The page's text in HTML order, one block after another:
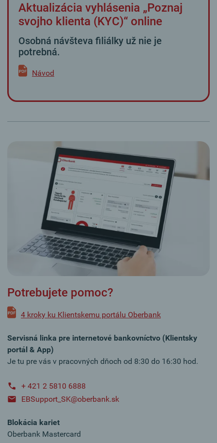
Aktualizácia vyhlásenia „Poznaj
svojho klienta (KYC)“ online
Osobná návšteva filiálky už nie je
potrebná.
Návod
Potrebujete pomoc?
4 kroky ku Klientskemu portálu Oberbank
Servisná linka pre internetové bankovníctvo (Klientsky
portál & App)
Je tu pre vás v pracovných dňoch od 8:30 do 16:30 hod.
+ 421 2 5810 6888
EBSupport_SK@oberbank.sk
Blokácia kariet
Oberbank Mastercard